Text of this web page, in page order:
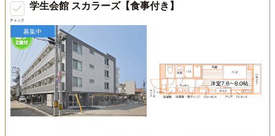
チェック
学生会館 スカラーズ【食事付き】
募集中